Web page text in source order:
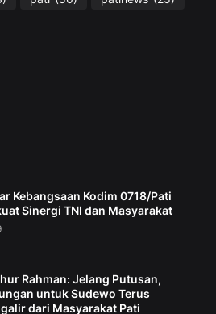
Kebangsaan Kodim 0718/Pati
Sinergi TNI dan Masyarakat
Rahman: Jelang Putusan,
untuk Sudewo Terus
dari Masyarakat Pati